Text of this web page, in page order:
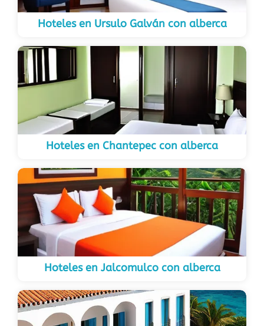
Hoteles en Ursulo Galván con alberca
Hoteles en Chantepec con alberca
Hoteles en Jalcomulco con alberca